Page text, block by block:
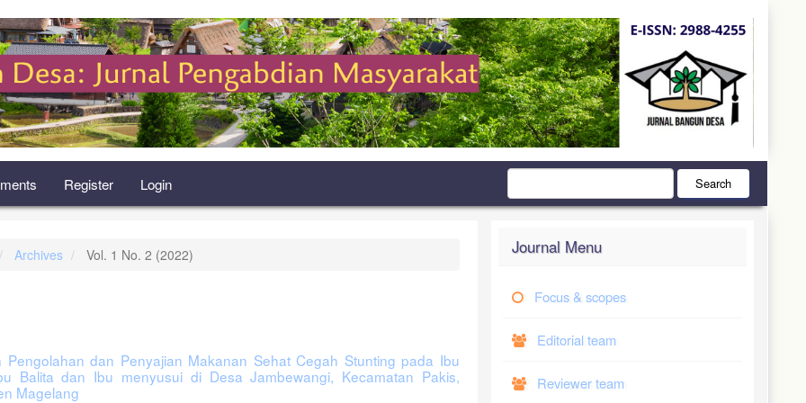
Register Login Search
Archives Vol. 1 No. 2 (2022)
Pengolahan dan Penyajian Makanan Sehat Cegah Stunting pada Ibu
Balita dan Ibu menyusui di Desa Jambewangi, Kecamatan Pakis,
Magelang
Journal Menu
Focus & scopes
Editorial team
Reviewer team